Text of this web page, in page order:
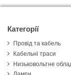
Категорії
Провід та кабель
Кабельні траси
Низьковольтне